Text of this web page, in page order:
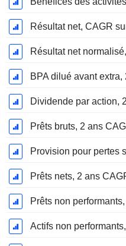
Résultat net, CAGR
Résultat net
BPA dilué avant
Dividende par action,
Prêts bruts, 2 ans
Provision pour pertes
Prêts nets, 2 ans
Prêts non
Actifs non